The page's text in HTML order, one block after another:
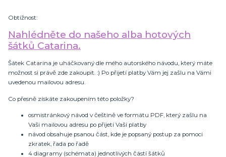
Obtížnost:
Nahlédněte do našeho alba hotových
šátků Catarina.
Šátek Catarina je uháčkovaný dle mého autorského návodu, který máte
možnost si právě zde zakoupit. :) Po přijetí platby Vám jej zašlu na Vámi
uvedenou mailovou adresu.
Co přesně získáte zakoupením této položky?
osmistránkový návod v češtině ve formátu PDF, který zašlu na
Vaši mailovou adresu po přijetí Vaší platby
návod obsahuje psanou část, kde je popsaný postup za pomoci
zkratek, řada po řadě
4 diagramy (schémata) jednotlivých částí šátků